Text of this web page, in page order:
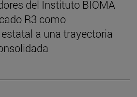
del Instituto BIOMA
R3 como
a una trayectoria